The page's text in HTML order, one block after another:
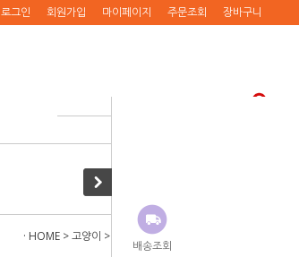
배송조회
로그인 회원가입 마이페이지 주문조회 장바구니
· HOME >고양이 > 패션/액세서리